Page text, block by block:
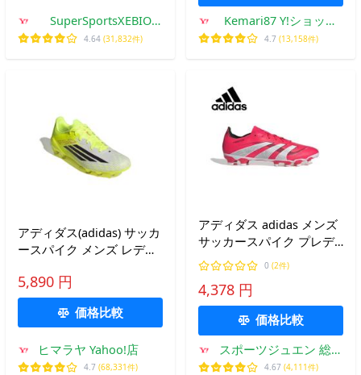
SuperSportsXEBIO
Yahoo!店
4.64 (31,832件)
Kemari87 Y!ショッピ
ング店
4.7 (13,158件)
アディダス(adidas) サッカ
ースパイク メンズ レディ
人工芝 天然芝用 JQ8683
OOD90
5,890 円
価格比較
ヒマラヤ Yahoo!店
4.7 (68,331件)
アディダス adidas メンズ
サッカースパイク プレデ
ター LEAGUE HG/AG
ID3774 土用 人工芝用
0 (2件)
4,378 円
価格比較
スポーツジュエン 総合
館
4.67 (4,111件)